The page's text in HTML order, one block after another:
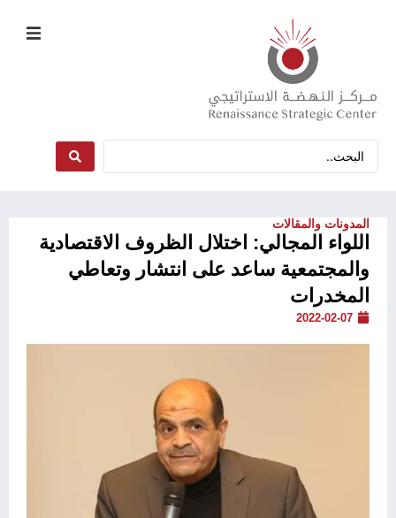
المدونات والمقالات
اللواء المجالي: اختلال الظروف الاقتصادية
والمجتمعية ساعد على انتشار وتعاطي
المخدرات
2022-02-07